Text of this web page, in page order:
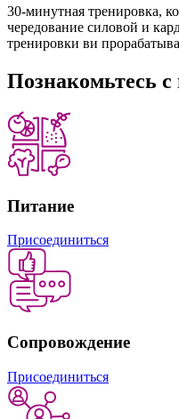
30-минутная тренировка,
чередование силовой и
тренировки ви
Познакомьтесь с
Питание
Присоединиться
Сопровождение
Присоединиться